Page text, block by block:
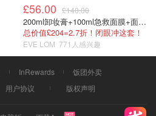
£56.00 £140.00
200ml卸妆膏+100ml急救面膜+面霜+洁颜布
总价值£204=2.7折！闭眼冲这套！
EVE LOM 771人感兴趣
InRewards
饭团外卖
用户协议 版权声明